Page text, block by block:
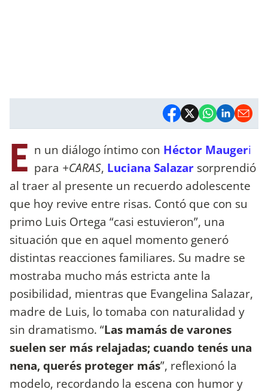
E n un diálogo íntimo con Héctor Maugeri
para +CARAS, Luciana Salazar sorprendió
al traer al presente un recuerdo adolescente
que hoy revive entre risas. Contó que con su
primo Luis Ortega “casi estuvieron”, una
situación que en aquel momento generó
distintas reacciones familiares. Su madre se
mostraba mucho más estricta ante la
posibilidad, mientras que Evangelina Salazar,
madre de Luis, lo tomaba con naturalidad y
sin dramatismo. “Las mamás de varones
suelen ser más relajadas; cuando tenés una
nena, querés proteger más”, reflexionó la
modelo, recordando la escena con humor y